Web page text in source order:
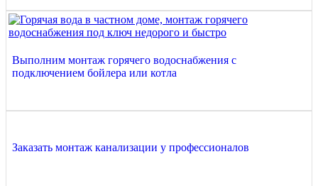
Выполним монтаж горячего водоснабжения с
подключением бойлера или котла
Заказать монтаж канализации у профессионалов